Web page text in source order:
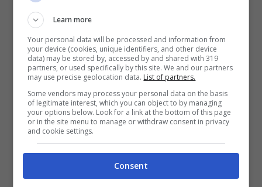
Hamilton ancora non è in
forma
“Non penso di essermi mai sentito così
stremato”, ha confessatoHamiltona fine
gara. “Il mio corpo non è al massimo, ma
guardiamo il lato positivo: sono riuscito ad
arrivare al traguardo. La scorsa settimana
non avrei mai pensato di poter essere qui,
Learn more
Your personal data will be processed and information from
your device (cookies, unique identifiers, and other device
data) may be stored by, accessed by and shared with 319
partners, or used specifically by this site. We and our partners
may use precise geolocation data. List of partners.
Some vendors may process your personal data on the basis
of legitimate interest, which you can object to by managing
your options below. Look for a link at the bottom of this page
or in the site menu to manage or withdraw consent in privacy
and cookie settings.
Consent